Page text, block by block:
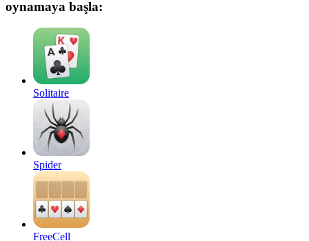
oynamaya başla:
Solitaire
Spider
FreeCell